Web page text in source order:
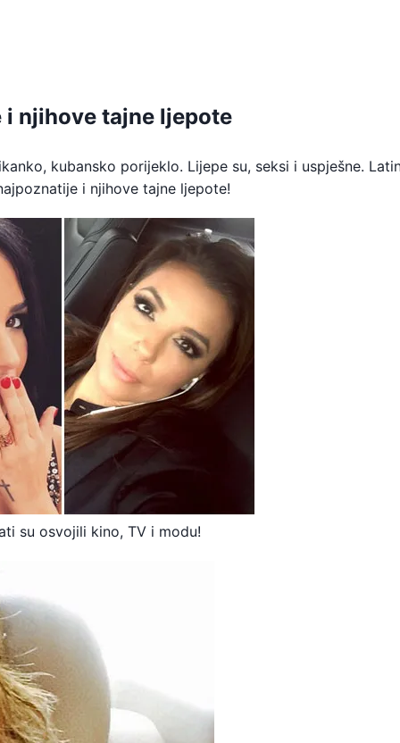
njihove tajne ljepote
kubansko porijeklo. Lijepe su, seksi i uspješne.
i njihove tajne ljepote!
su osvojili kino, TV i modu!